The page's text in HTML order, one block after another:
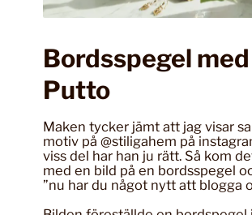
Bordsspegel med
Putto
Maken tycker jämt att jag visar
motiv på @stiligahem på
viss del har han ju rätt. Så kom
med en bild på en bordsspegel
”nu har du något nytt att blogga